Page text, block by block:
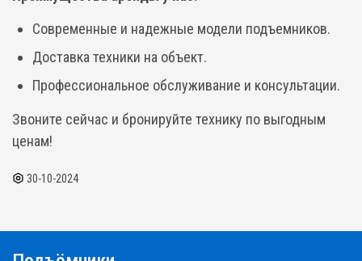
Современные и надежные модели подъемников.
Доставка техники на объект.
Профессиональное обслуживание и консультации.
Звоните сейчас и бронируйте технику по выгодным
ценам!
30-10-2024